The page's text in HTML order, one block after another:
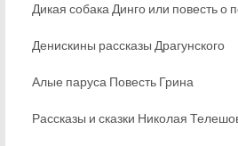
Дикая собака Динго или повесть о
Денискины рассказы Драгунского
Алые паруса Повесть Грина
Рассказы и сказки Николая